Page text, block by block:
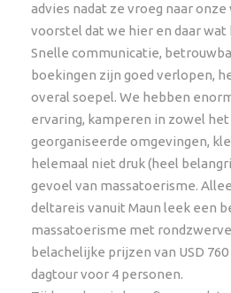
Benzine
Entreegelden en
Fooien
Persoonlijke uitgaven
Afkoop verzekering
Visakosten
Cross border fees: het
alleen de schriftelijk
betreffende landgrenzen te
Plaatselijke verplichtingen
advies nadat ze vroeg naar
voorstel dat we hier en daar wat
Snelle communicatie,
boekingen zijn goed verlopen,
overal soepel. We hebben
ervaring, kamperen in zowel
georganiseerde omgevingen,
helemaal niet druk (heel
gevoel van massatoerisme.
deltareis vanuit Maun leek een
massatoerisme met
belachelijke prijzen van USD
dagtour voor 4 personen.